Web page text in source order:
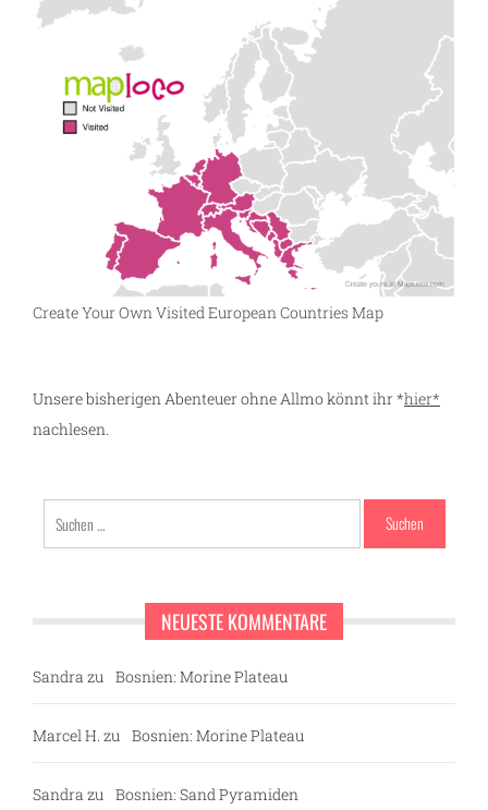
Create Your Own Visited European Countries Map
Unsere bisherigen Abenteuer ohne Allmo könnt ihr *hier*
nachlesen.
nach:
NEUESTE KOMMENTARE
Sandra zu Bosnien: Morine Plateau
Marcel H. zu Bosnien: Morine Plateau
Sandra zu Bosnien: Sand Pyramiden